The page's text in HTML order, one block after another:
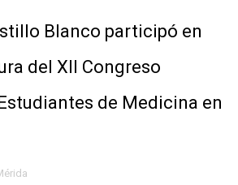
taller de bordado en punto de cruz
avanza en la transformación del
Blanco participó en
del XII Congreso
de Medicina en